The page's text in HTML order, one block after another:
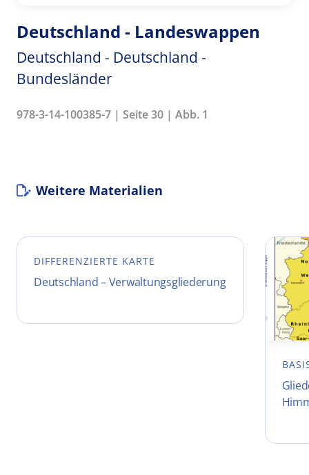
Deutschland - Landeswappen
Deutschland - Deutschland -
Bundesländer
978-3-14-100385-7 | Seite 30 | Abb. 1
Weitere Materialien
DIFFERENZIERTE KARTE
Deutschland – Verwaltungsgliederung